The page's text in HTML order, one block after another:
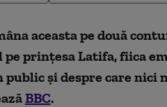
aceasta pe două
pe prinţesa Latifa, fiica
și despre care nici
BBC.